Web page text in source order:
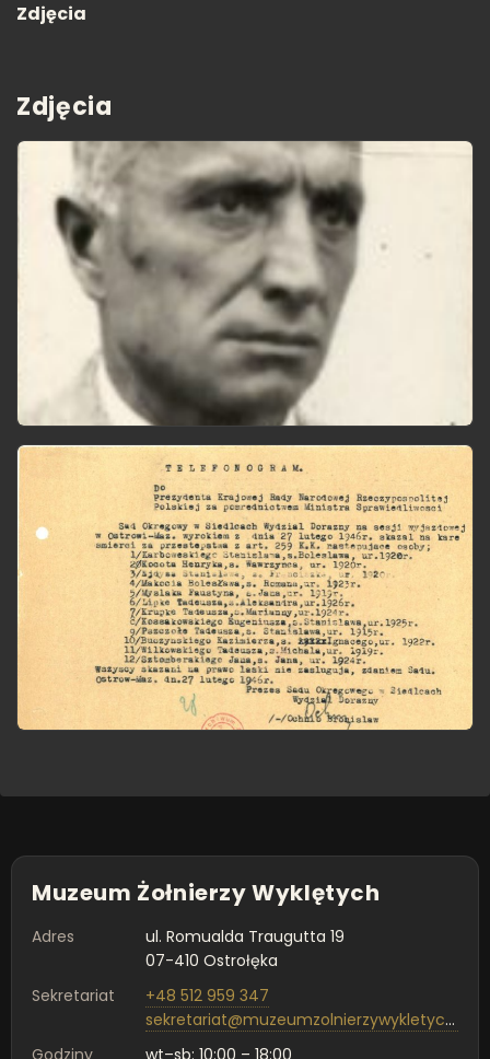
Zdjęcia
Zdjęcia
Muzeum Żołnierzy Wyklętych
Adres
ul. Romualda Traugutta 19
07-410 Ostrołęka
Sekretariat
+48 512 959 347
sekretariat@muzeumzolnierzywykletych.pl